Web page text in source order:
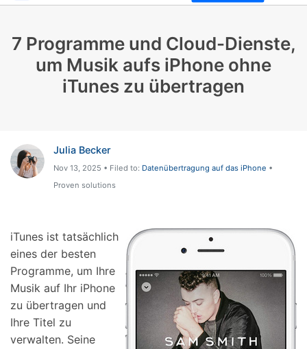
Dienstprogramme
Überblick
Lösungen
Presseraum
Support
Alles-in-einem-Toolkit
Weitere Tools und Apps
Lösungen
Entdecken Sie weitere Dr.Fone-Lösungen
Lernen und Unterstützung
Hilfe und Unterstützung erhalten
DOWNLOAD Anmelden
7 Programme und Cloud-Dienste,
um Musik aufs iPhone ohne
iTunes zu übertragen
Julia Becker
Nov 13, 2025 • Filed to: Datenübertragung auf das iPhone •
Proven solutions
iTunes ist tatsächlich
eines der besten
Programme, um Ihre
Musik auf Ihr iPhone
zu übertragen und
Ihre Titel zu
verwalten. Seine